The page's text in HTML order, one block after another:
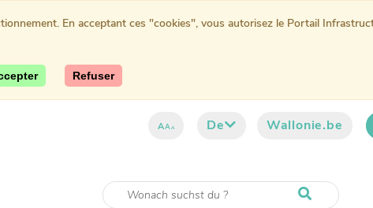
AAA De Wallonie.be
En acceptant ces "cookies", vous autorisez le Portail
Refuser